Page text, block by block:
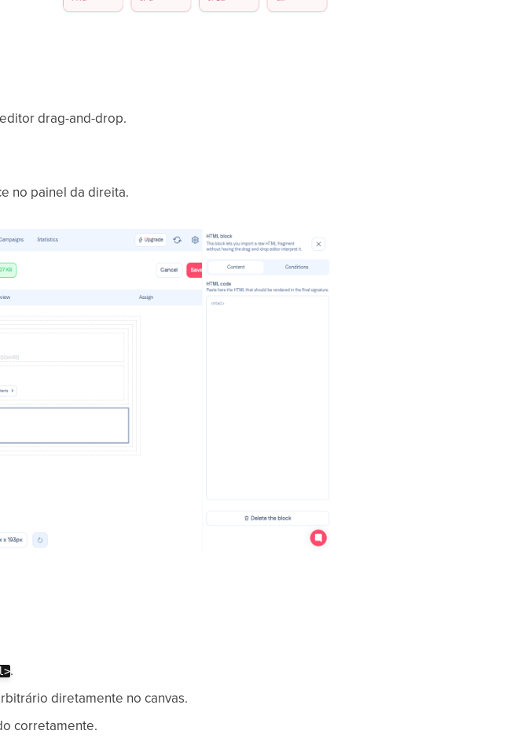
drag-and-drop.
no painel da direita.
.
diretamente no canvas.
corretamente.